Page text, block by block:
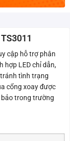
cập hỗ trợ phân
hợp LED chỉ dẫn,
tình trạng
cổng xoay được
bảo trong trường